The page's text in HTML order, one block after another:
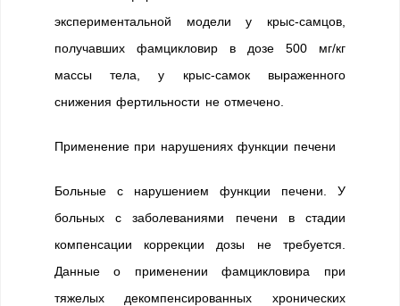
экспериментальной модели у крыс-самцов,
получавших фамцикловир в дозе 500 мг/кг
массы тела, у крыс-самок выраженного
снижения фертильности не отмечено.
Применение при нарушениях функции печени
Больные с нарушением функции печени. У
больных с заболеваниями печени в стадии
компенсации коррекции дозы не требуется.
Данные о применении фамцикловира при
тяжелых декомпенсированных хронических